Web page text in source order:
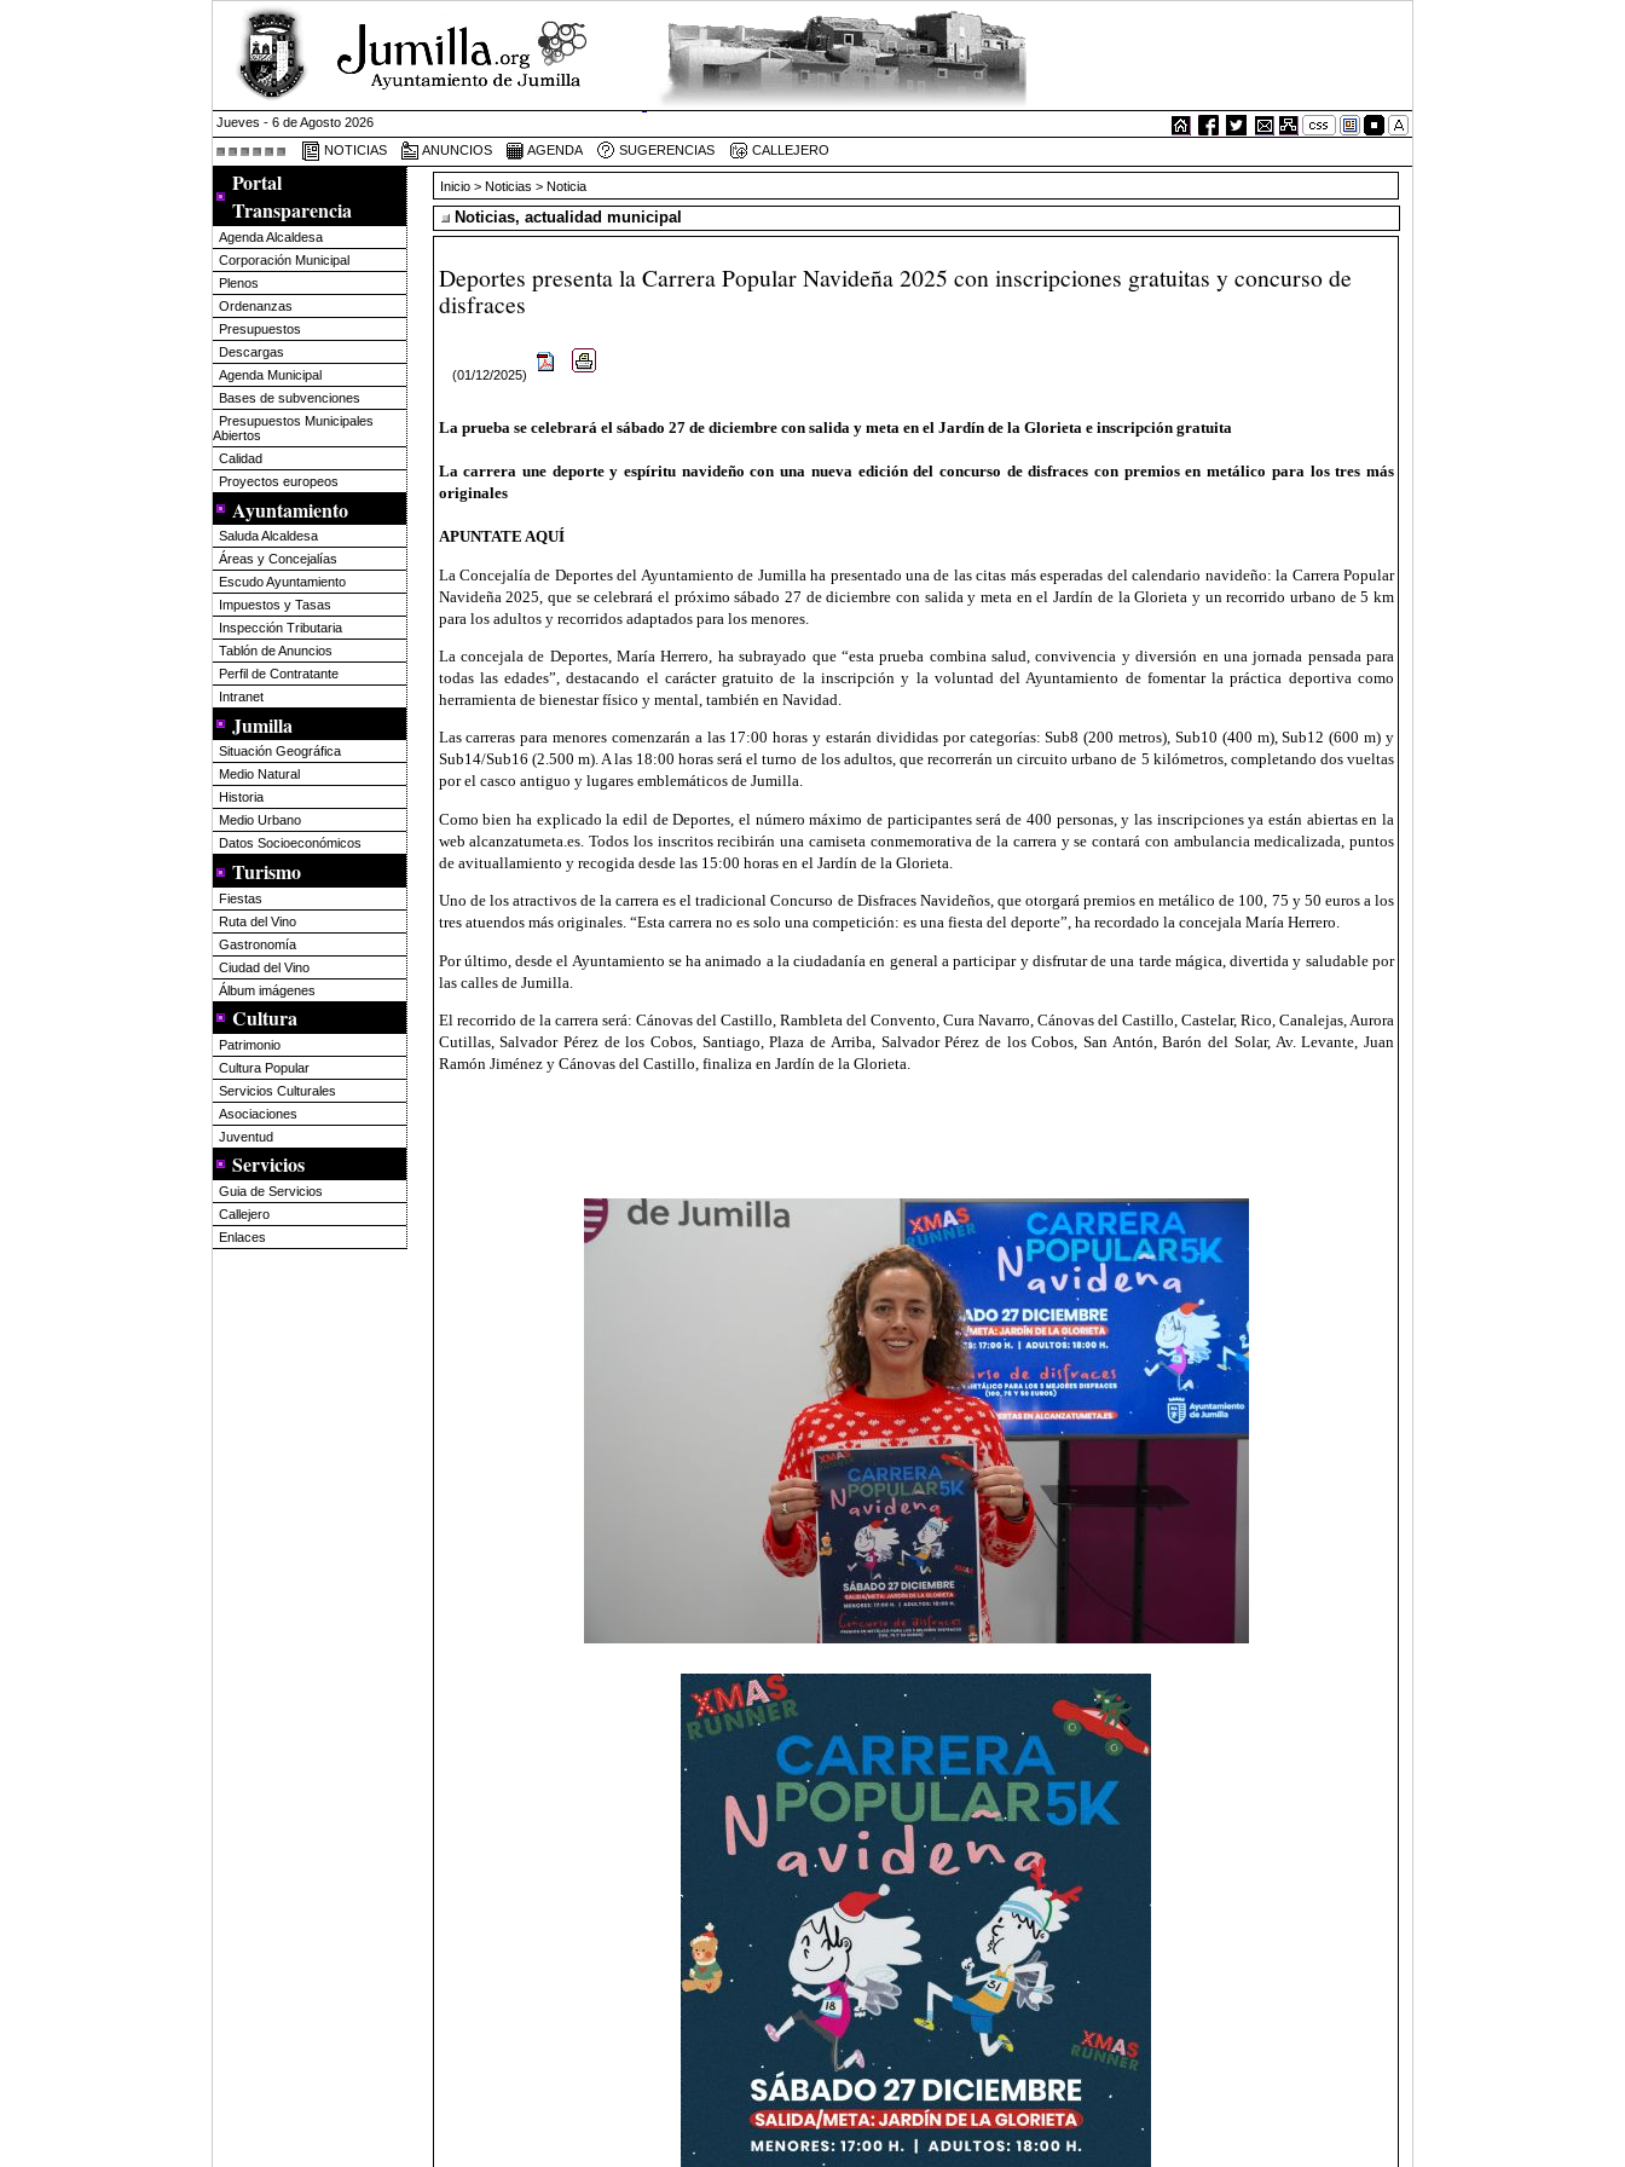
Jueves - 6 de Agosto 2026
NOTICIAS
ANUNCIOS AGENDA SUGERENCIAS CALLEJERO
Portal
Transparencia
Agenda Alcaldesa
Corporación Municipal
Plenos
Ordenanzas
Presupuestos
Descargas
Agenda Municipal
Bases de subvenciones
Presupuestos Municipales
Abiertos
Calidad
Proyectos europeos
Ayuntamiento
Saluda Alcaldesa
Áreas y Concejalías
Escudo Ayuntamiento
Impuestos y Tasas
Inspección Tributaria
Tablón de Anuncios
Perfil de Contratante
Intranet
Jumilla
Situación Geográfica
Medio Natural
Historia
Medio Urbano
Datos Socioeconómicos
Turismo
Fiestas
Ruta del Vino
Gastronomía
Ciudad del Vino
Álbum imágenes
Cultura
Patrimonio
Cultura Popular
Servicios Culturales
Asociaciones
Juventud
Servicios
Guia de Servicios
Callejero
Enlaces
Inicio > Noticias > Noticia
Noticias, actualidad municipal
Deportes presenta la Carrera Popular Navideña 2025 con inscripciones gratuitas y concurso de
disfraces
(01/12/2025)
La prueba se celebrará el sábado 27 de diciembre con salida y meta en el Jardín de la Glorieta e inscripción gratuita
La carrera une deporte y espíritu navideño con una nueva edición del concurso de disfraces con premios en metálico para los tres más
originales
APUNTATE AQUÍ
La Concejalía de Deportes del Ayuntamiento de Jumilla ha presentado una de las citas más esperadas del calendario navideño: la Carrera Popular
Navideña 2025, que se celebrará el próximo sábado 27 de diciembre con salida y meta en el Jardín de la Glorieta y un recorrido urbano de 5 km
para los adultos y recorridos adaptados para los menores.
La concejala de Deportes, María Herrero, ha subrayado que “esta prueba combina salud, convivencia y diversión en una jornada pensada para
todas las edades”, destacando el carácter gratuito de la inscripción y la voluntad del Ayuntamiento de fomentar la práctica deportiva como
herramienta de bienestar físico y mental, también en Navidad.
Las carreras para menores comenzarán a las 17:00 horas y estarán divididas por categorías: Sub8 (200 metros), Sub10 (400 m), Sub12 (600 m) y
Sub14/Sub16 (2.500 m). A las 18:00 horas será el turno de los adultos, que recorrerán un circuito urbano de 5 kilómetros, completando dos vueltas
por el casco antiguo y lugares emblemáticos de Jumilla.
Como bien ha explicado la edil de Deportes, el número máximo de participantes será de 400 personas, y las inscripciones ya están abiertas en la
web alcanzatumeta.es. Todos los inscritos recibirán una camiseta conmemorativa de la carrera y se contará con ambulancia medicalizada, puntos
de avituallamiento y recogida desde las 15:00 horas en el Jardín de la Glorieta.
Uno de los atractivos de la carrera es el tradicional Concurso de Disfraces Navideños, que otorgará premios en metálico de 100, 75 y 50 euros a los
tres atuendos más originales. “Esta carrera no es solo una competición: es una fiesta del deporte”, ha recordado la concejala María Herrero.
Por último, desde el Ayuntamiento se ha animado a la ciudadanía en general a participar y disfrutar de una tarde mágica, divertida y saludable por
las calles de Jumilla.
El recorrido de la carrera será: Cánovas del Castillo, Rambleta del Convento, Cura Navarro, Cánovas del Castillo, Castelar, Rico, Canalejas, Aurora
Cutillas, Salvador Pérez de los Cobos, Santiago, Plaza de Arriba, Salvador Pérez de los Cobos, San Antón, Barón del Solar, Av. Levante, Juan
Ramón Jiménez y Cánovas del Castillo, finaliza en Jardín de la Glorieta.